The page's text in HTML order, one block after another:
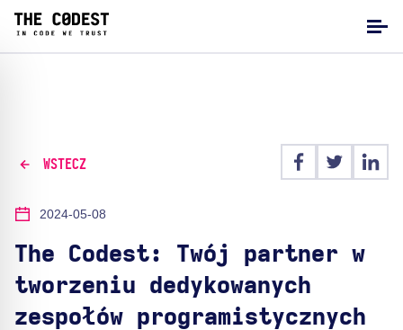
WSTECZ
2024-05-08
The Codest: Twój partner w
tworzeniu dedykowanych
zespołów programistycznych